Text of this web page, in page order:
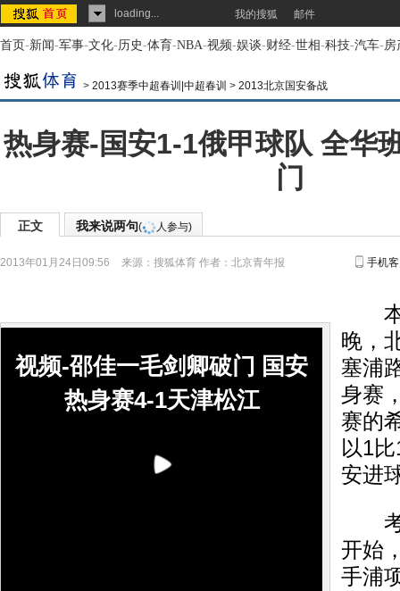
loading... 我的搜狐 邮件
首页-新闻-军事-文化-历史-体育-NBA-视频-娱谈-财经-世相-科技-汽车-房
> 2013赛季中超春训|中超春训 > 2013北京国安备战
热身赛-国安1-1俄甲球队 全华
门
正文 我来说两句( 人参与)
2013年01月24日09:56 来源： 搜狐体育 作者：北京青年报 手机
视频-邵佳一毛剑卿破门 国安
热身赛4-1天津松江
本
晚，
塞浦
身赛
赛的
以1
安进
考
开始
手浦